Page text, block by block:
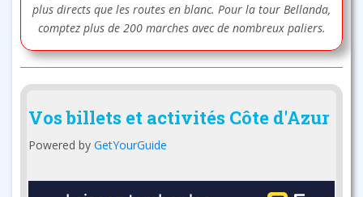
plus directs que les routes en blanc. Pour la tour Bellanda,
comptez plus de 200 marches avec de nombreux paliers.
Vos billets et activités Côte d'Azur
Powered by GetYourGuide